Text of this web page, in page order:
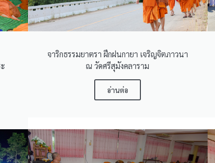
จาริกธรรมยาตรา ฝึกฝนกายา เจริญจิตภาวนา
ณ วัดศรีสุมังคลาราม
อ่านต่อ